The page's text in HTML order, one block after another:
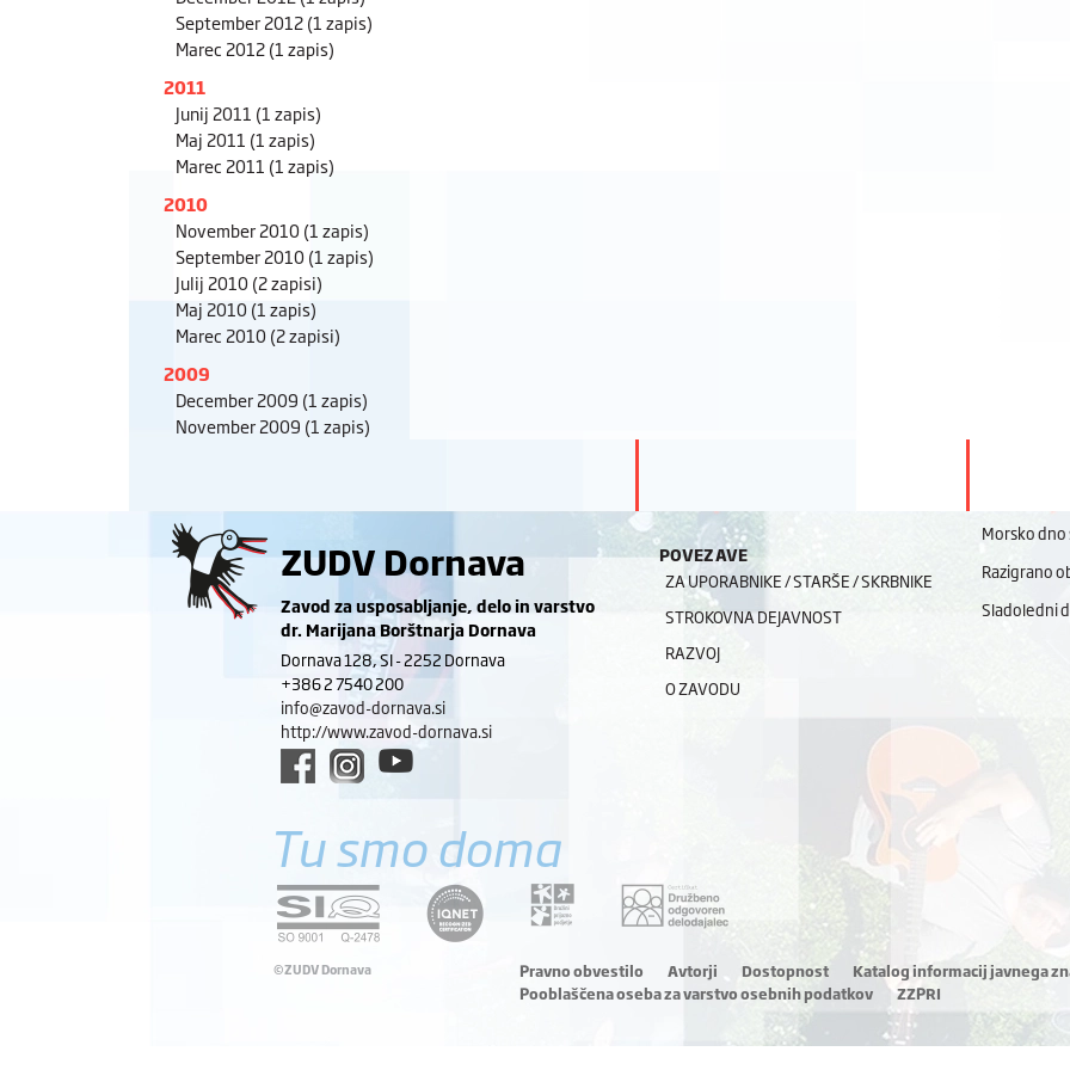
September 2012(1 zapis)
Marec 2012(1 zapis)
2011
Junij 2011 (1 zapis)
Maj 2011 (1 zapis)
Marec 2011 (1 zapis)
2010
November 2010(1 zapis)
September 2010(1 zapis)
Julij 2010(2 zapisi)
Maj 2010(1 zapis)
Marec 2010(2 zapisi)
2009
December 2009 (1 zapis)
November 2009 (1 zapis)
ZUDV Dornava
Zavod za usposabljanje, delo in varstvo
dr. Marijana Borštnarja Dornava
Dornava 128, SI - 2252 Dornava
+386 2 7540 200
info@zavod-dornava.si
http://www.zavod-dornava.si
POVEZAVE
ZA UPORABNIKE / STARŠE / SKRBNIKE
STROKOVNA DEJAVNOST
RAZVOJ
O ZAVODU
Morsko
Razigrano
Sladoledni
Tu smo doma
©ZUDV Dornava Pravno obvestilo Avtorji Dostopnost
Katalog informacij javnega
Pooblaščena oseba za varstvo osebnih podatkov
ZZPRI